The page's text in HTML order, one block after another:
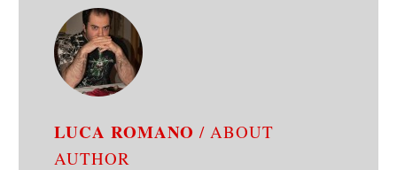
LUCA ROMANO/ ABOUT
AUTHOR